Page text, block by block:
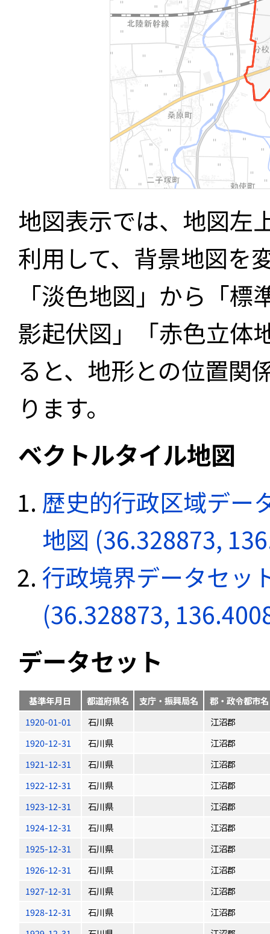
地図表示では、地図左
利用して、背景地図を
「淡色地図」から「
影起伏図」「赤色立体
ると、地形との位置関
ります。
ベクトルタイル地図
歴史的行政区域デー
地図 (36.328873,
行政境界データセッ
(36.328873,
データセット
基準年月日 都道府県名 支庁・振興局名
郡・政令都市名
1920-01-01
石川県
江沼郡
1920-12-31
石川県
江沼郡
1921-12-31
石川県
江沼郡
1922-12-31
石川県
江沼郡
1923-12-31
石川県
江沼郡
1924-12-31
石川県
江沼郡
1925-12-31
石川県
江沼郡
1926-12-31
石川県
江沼郡
1927-12-31
石川県
江沼郡
1928-12-31
石川県
江沼郡